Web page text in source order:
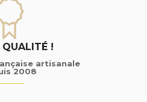
QUALITÉ !
artisanale
2008